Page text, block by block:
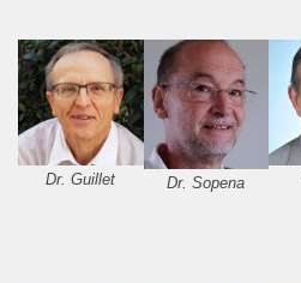
Dr. Guillet Dr. Sopena